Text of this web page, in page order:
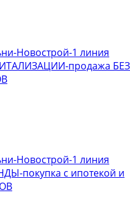
Новострой-1 линия
продажа БЕЗ
Новострой-1 линия
покупка с ипотекой и